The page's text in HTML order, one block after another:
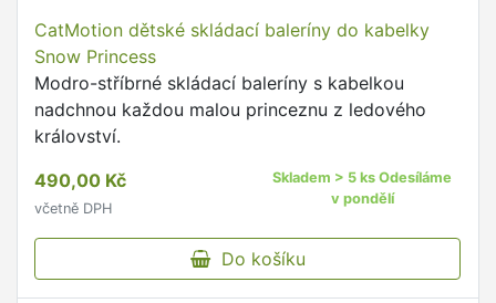
CatMotion dětské skládací baleríny do kabelky
Snow Princess
Modro-stříbrné skládací baleríny s kabelkou
nadchnou každou malou princeznu z ledového
království.
490,00 Kč
včetně DPH
Skladem > 5 ks Odesíláme
v pondělí
Do košíku